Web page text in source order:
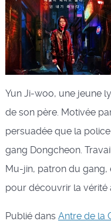
Yun Ji-woo, une jeune
de son père. Motivée
persuadée que la
gang Dongcheon.
Mu-jin, patron du gang,
pour découvrir la vérité
Publié dans Antre de la